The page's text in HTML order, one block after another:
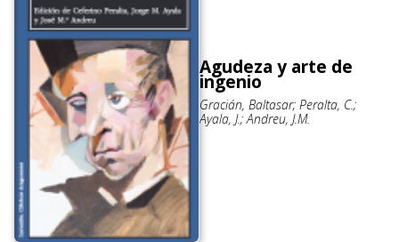
Agudeza y arte de
ingenio
Gracián, Baltasar; Peralta, C.;
Ayala, J.; Andreu, J.M.